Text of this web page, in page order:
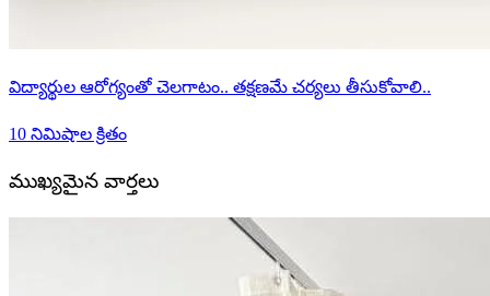
విద్యార్థుల ఆరోగ్యంతో చెలగాటం.. తక్షణమే చర్యలు తీసుకోవాలి..
10 నిమిషాల క్రితం
ముఖ్యమైన వార్తలు